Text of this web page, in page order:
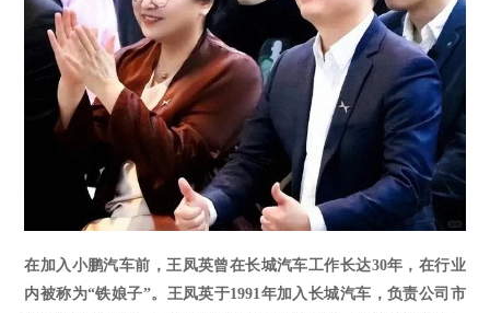
在加入小鹏汽车前，王凤英曾在长城汽车工作长达30年 ，在行业
内被称为“铁娘子”。王凤英于1991年加入长城汽车，负责公司市